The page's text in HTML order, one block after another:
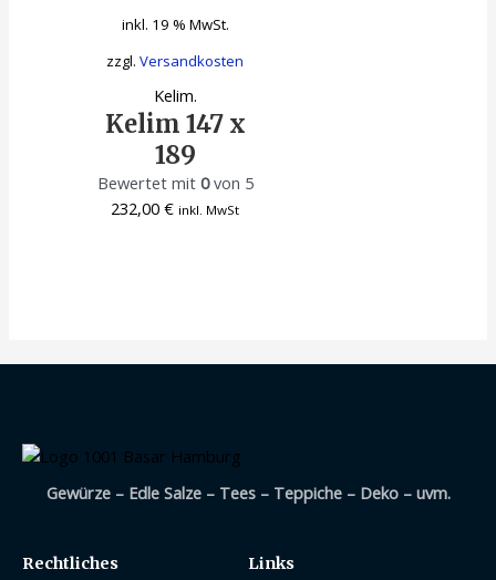
inkl. 19 % MwSt.
zzgl.Versandkosten
Kelim.
Kelim 147 x
189
Bewertet mit 0von 5
232,00€ inkl. MwSt
Gewürze – Edle Salze – Tees – Teppiche – Deko – uvm.
Rechtliches Links